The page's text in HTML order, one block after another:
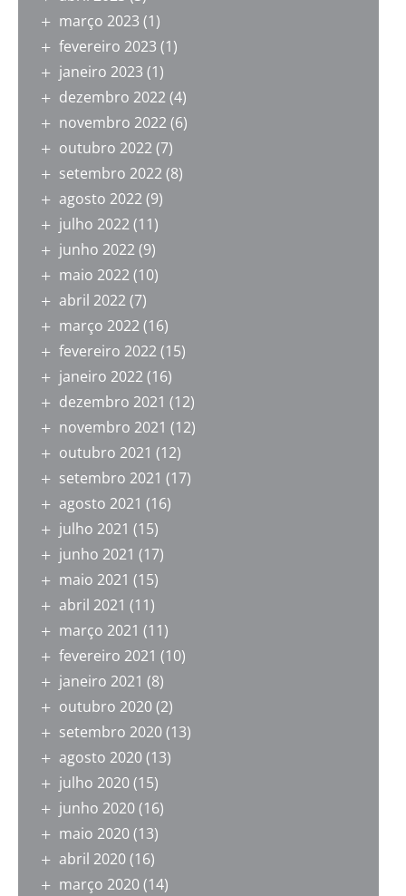
março 2023 (1)
fevereiro 2023 (1)
janeiro 2023 (1)
dezembro 2022(4)
novembro 2022(6)
outubro 2022(7)
setembro 2022(8)
agosto 2022(9)
julho 2022(11)
junho 2022(9)
maio 2022(10)
abril 2022(7)
março 2022(16)
fevereiro 2022(15)
janeiro 2022(16)
dezembro 2021 (12)
novembro 2021 (12)
outubro 2021 (12)
setembro 2021 (17)
agosto 2021 (16)
julho 2021 (15)
junho 2021 (17)
maio 2021 (15)
abril 2021 (11)
março 2021 (11)
fevereiro 2021 (10)
janeiro 2021 (8)
outubro 2020(2)
setembro 2020(13)
agosto 2020(13)
julho 2020(15)
junho 2020(16)
maio 2020(13)
abril 2020(16)
março 2020(14)